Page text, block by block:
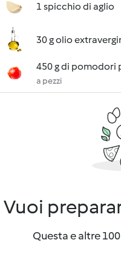
1 spicchio di aglio
30 g olio
450 g di pomodori
a pezzi
Vuoi
Questa e altre